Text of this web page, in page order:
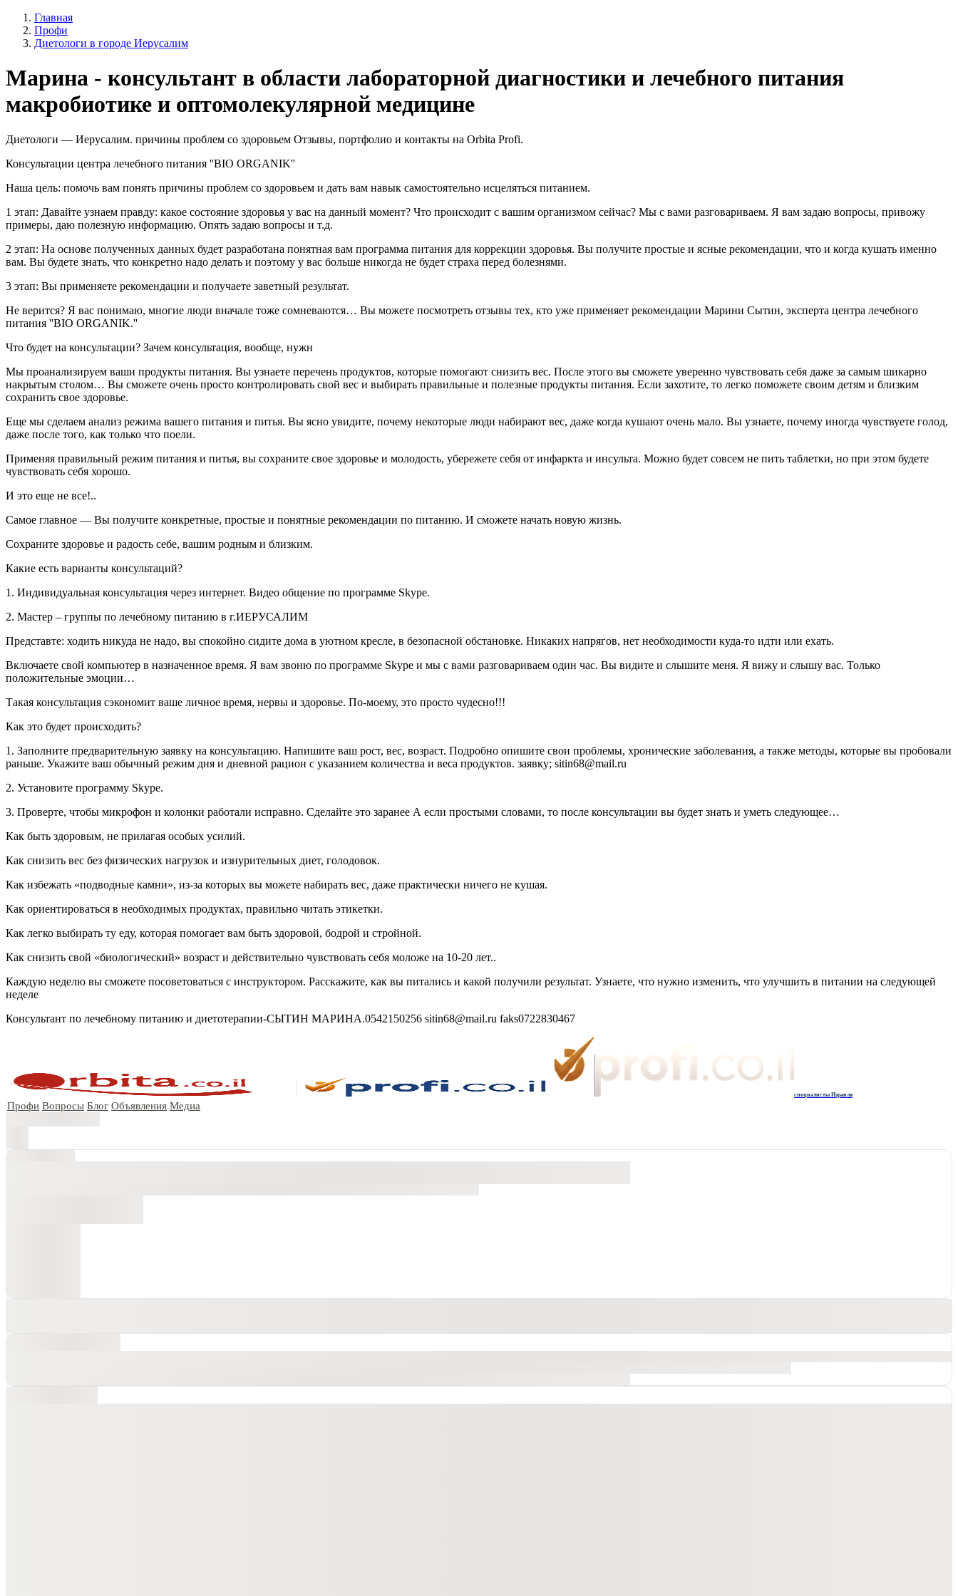
Главная
Профи
Диетологи в городе Иерусалим
Марина - консультант в области лабораторной диагностики и лечебного питания
макробиотике и оптомолекулярной медицине
Диетологи — Иерусалим. причины проблем со здоровьем Отзывы, портфолио и контакты на Orbita Profi.
Консультации центра лечебного питания ''BIO ORGANIK''
Наша цель: помочь вам понять причины проблем со здоровьем и дать вам навык самостоятельно исцеляться питанием.
1 этап: Давайте узнаем правду: какое состояние здоровья у вас на данный момент? Что происходит с вашим организмом сейчас? Мы с вами разговариваем. Я вам задаю вопросы, привожу
примеры, даю полезную информацию. Опять задаю вопросы и т.д.
2 этап: На основе полученных данных будет разработана понятная вам программа питания для коррекции здоровья. Вы получите простые и ясные рекомендации, что и когда кушать именно
вам. Вы будете знать, что конкретно надо делать и поэтому у вас больше никогда не будет страха перед болезнями.
3 этап: Вы применяете рекомендации и получаете заветный результат.
Не верится? Я вас понимаю, многие люди вначале тоже сомневаются… Вы можете посмотреть отзывы тех, кто уже применяет рекомендации Марини Сытин, эксперта центра лечебного
питания ''BIO ORGANIK.''
Что будет на консультации? Зачем консультация, вообще, нужн
Мы проанализируем ваши продукты питания. Вы узнаете перечень продуктов, которые помогают снизить вес. После этого вы сможете уверенно чувствовать себя даже за самым шикарно
накрытым столом… Вы сможете очень просто контролировать свой вес и выбирать правильные и полезные продукты питания. Если захотите, то легко поможете своим детям и близким
сохранить свое здоровье.
Еще мы сделаем анализ режима вашего питания и питья. Вы ясно увидите, почему некоторые люди набирают вес, даже когда кушают очень мало. Вы узнаете, почему иногда чувствуете голод,
даже после того, как только что поели.
Применяя правильный режим питания и питья, вы сохраните свое здоровье и молодость, убережете себя от инфаркта и инсульта. Можно будет совсем не пить таблетки, но при этом будете
чувствовать себя хорошо.
И это еще не все!..
Самое главное — Вы получите конкретные, простые и понятные рекомендации по питанию. И сможете начать новую жизнь.
Сохраните здоровье и радость себе, вашим родным и близким.
Какие есть варианты консультаций?
1. Индивидуальная консультация через интернет. Видео общение по программе Skype.
2. Мастер – группы по лечебному питанию в г.ИЕРУСАЛИМ
Представте: ходить никуда не надо, вы спокойно сидите дома в уютном кресле, в безопасной обстановке. Никаких напрягов, нет необходимости куда-то идти или ехать.
Включаете свой компьютер в назначенное время. Я вам звоню по программе Skype и мы с вами разговариваем один час. Вы видите и слышите меня. Я вижу и слышу вас. Только
положительные эмоции…
Такая консультация сэкономит ваше личное время, нервы и здоровье. По-моему, это просто чудесно!!!
Как это будет происходить?
1. Заполните предварительную заявку на консультацию. Напишите ваш рост, вес, возраст. Подробно опишите свои проблемы, хронические заболевания, а также методы, которые вы пробовали
раньше. Укажите ваш обычный режим дня и дневной рацион с указанием количества и веса продуктов. заявку; sitin68@mail.ru
2. Установите программу Skypе.
3. Проверте, чтобы микрофон и колонки работали исправно. Сделайте это заранее А если простыми словами, то после консультации вы будет знать и уметь следующее…
Как быть здоровым, не прилагая особых усилий.
Как снизить вес без физических нагрузок и изнурительных диет, голодовок.
Как избежать «подводные камни», из-за которых вы можете набирать вес, даже практически ничего не кушая.
Как ориентироваться в необходимых продуктах, правильно читать этикетки.
Как легко выбирать ту еду, которая помогает вам быть здоровой, бодрой и стройной.
Как снизить свой «биологический» возраст и действительно чувствовать себя моложе на 10-20 лет..
Каждую неделю вы сможете посоветоваться с инструктором. Расскажите, как вы питались и какой получили результат. Узнаете, что нужно изменить, что улучшить в питании на следующей
неделе
Консультант по лечебному питанию и диетотерапии-СЫТИН МАРИНА.0542150256 sitin68@mail.ru faks0722830467
специалисты Израиля
Профи Вопросы Блог Объявления Медиа